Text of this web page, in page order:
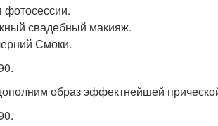
фотосессии.
свадебный макияж.
Смоки.
образ эффектнейшей